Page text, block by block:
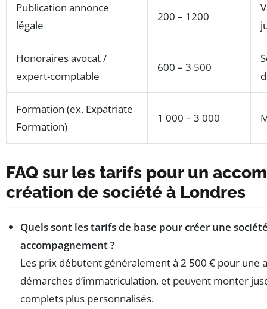
Publication annonce
légale
200 – 1200
Honoraires avocat /
expert-comptable
600 – 3 500
Formation (ex. Expatriate
Formation)
1 000 – 3 000
FAQ sur les tarifs pour un
création de société à Londres
Quels sont les tarifs de base pour créer une
accompagnement ?
Les prix débutent généralement à 2 500 € pour une
démarches d’immatriculation, et peuvent monter
complets plus personnalisés.